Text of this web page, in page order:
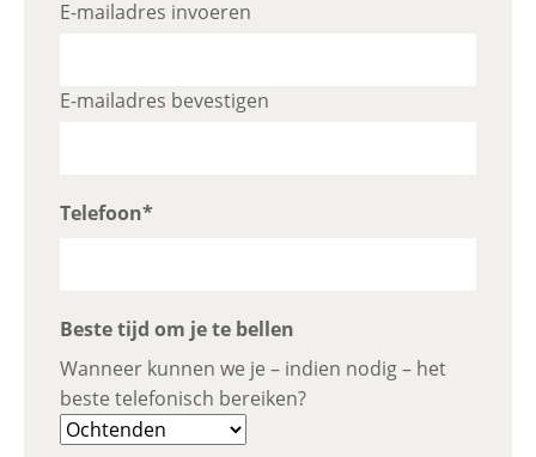
gewijzigd.
E-mailadres invoeren
E-mailadres bevestigen
Telefoon*
Beste tijd om je te bellen
Wanneer kunnen we je – indien nodig – het
beste telefonisch bereiken?